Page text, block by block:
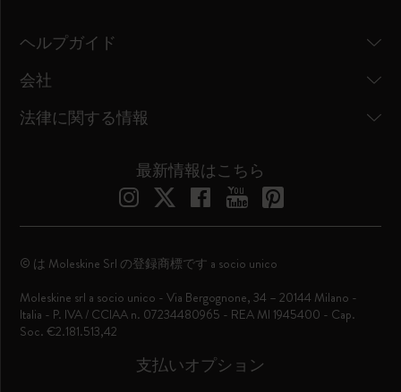
ヘルプガイド
会社
法律に関する情報
最新情報はこちら
支払いオプション
© は Moleskine Srl の登録商標です a socio unico
Moleskine srl a socio unico - Via Bergognone, 34 – 20144 Milano -
Italia - P. IVA / CCIAA n. 07234480965 - REA MI 1945400 - Cap.
Soc. €2.181.513,42